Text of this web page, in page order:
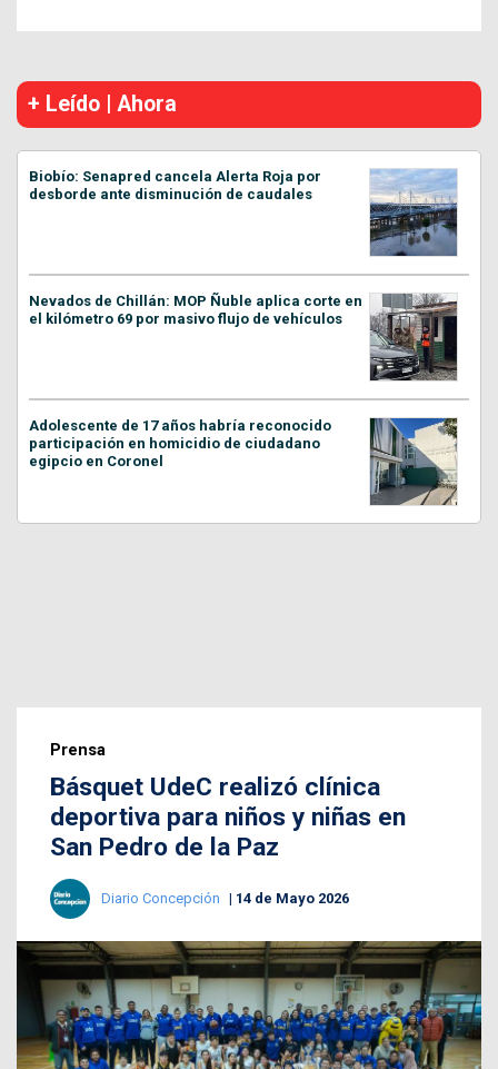
+ Leído | Ahora
Biobío: Senapred cancela Alerta Roja por
desborde ante disminución de caudales
Nevados de Chillán: MOP Ñuble aplica corte en
el kilómetro 69 por masivo flujo de vehículos
Adolescente de 17 años habría reconocido
participación en homicidio de ciudadano
egipcio en Coronel
Prensa
Básquet UdeC realizó clínica
deportiva para niños y niñas en
San Pedro de la Paz
Diario Concepción 14 de Mayo 2026